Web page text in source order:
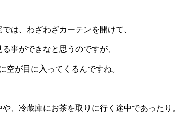
は、わざわざカーテンを開けて、
事ができなと思うのですが、
空が目に入ってくるんですね。
、冷蔵庫にお茶を取りに行く途中であったり。